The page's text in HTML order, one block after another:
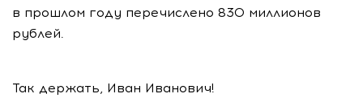
в прошлом году перечислено 830 миллионов
рублей.
Так держать, Иван Иванович!